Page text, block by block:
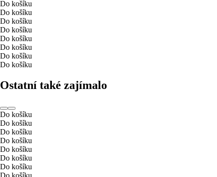
Do košíku
Do košíku
Do košíku
Do košíku
Do košíku
Do košíku
Do košíku
Do košíku
Ostatní také zajímalo
Do košíku
Do košíku
Do košíku
Do košíku
Do košíku
Do košíku
Do košíku